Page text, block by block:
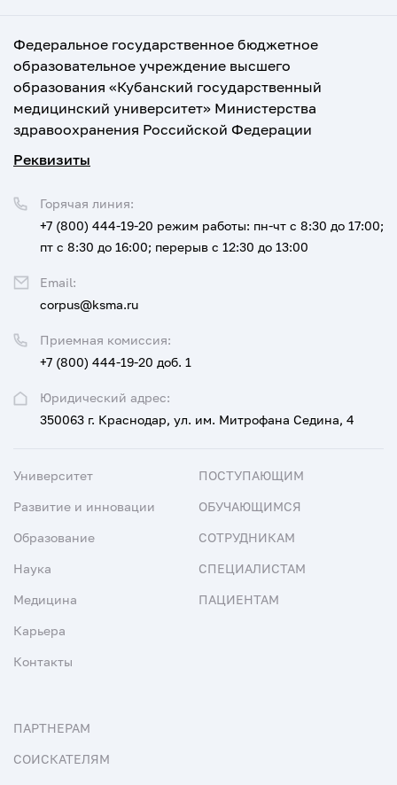
Федеральное государственное бюджетное
образовательное учреждение высшего
образования «Кубанский государственный
медицинский университет» Министерства
здравоохранения Российской Федерации
Реквизиты
Юридический адрес:
350063 г. Краснодар, ул. им. Митрофана Седина, 4
Приемная комиссия:
+7 (800) 444-19-20 доб. 1
Горячая линия:
+7 (800) 444-19-20 режим работы: пн-чт с 8:30 до 17:00;
пт с 8:30 до 16:00; перерыв с 12:30 до 13:00
Email:
corpus@ksma.ru
Университет
Развитие и инновации
Образование
Наука
Медицина
Карьера
Контакты
ПОСТУПАЮЩИМ
ОБУЧАЮЩИМСЯ
СОТРУДНИКАМ
СПЕЦИАЛИСТАМ
ПАЦИЕНТАМ
ПАРТНЕРАМ
СОИСКАТЕЛЯМ